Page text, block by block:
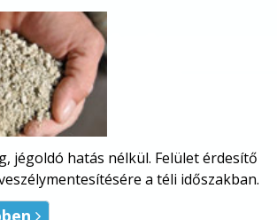
jégoldó hatás nélkül. Felület érdesítő
a téli időszakban.
